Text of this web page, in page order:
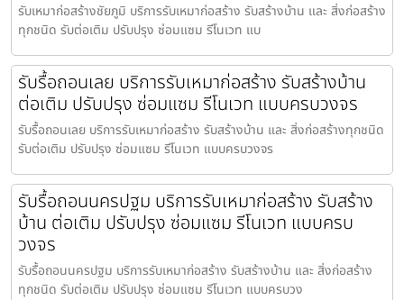
รับเหมาก่อสร้างชัยภูมิ บริการรับเหมาก่อสร้าง รับสร้างบ้าน และ สิ่งก่อสร้าง
ทุกชนิด รับต่อเติม ปรับปรุง ซ่อมแซม รีโนเวท แบ
รับรื้อถอนเลย บริการรับเหมาก่อสร้าง รับสร้างบ้าน
ต่อเติม ปรับปรุง ซ่อมแซม รีโนเวท แบบครบวงจร
รับรื้อถอนเลย บริการรับเหมาก่อสร้าง รับสร้างบ้าน และ สิ่งก่อสร้างทุกชนิด
รับต่อเติม ปรับปรุง ซ่อมแซม รีโนเวท แบบครบวงจร
รับรื้อถอนนครปฐม บริการรับเหมาก่อสร้าง รับสร้าง
บ้าน ต่อเติม ปรับปรุง ซ่อมแซม รีโนเวท แบบครบ
วงจร
รับรื้อถอนนครปฐม บริการรับเหมาก่อสร้าง รับสร้างบ้าน และ สิ่งก่อสร้าง
ทุกชนิด รับต่อเติม ปรับปรุง ซ่อมแซม รีโนเวท แบบครบวง